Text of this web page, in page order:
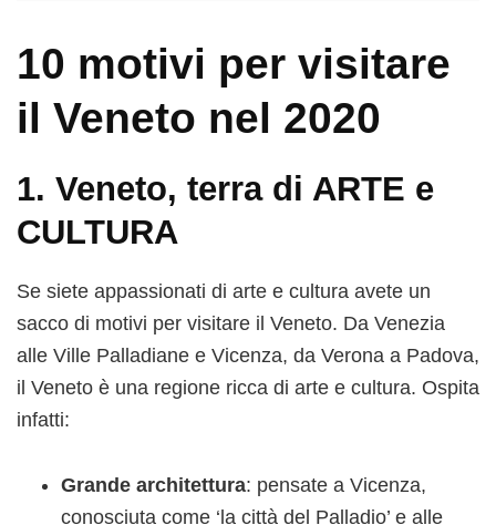
10 motivi per visitare
il Veneto nel 2020
1. Veneto, terra di ARTE e
CULTURA
Se siete appassionati di arte e cultura avete un
sacco di motivi per visitare il Veneto. Da Venezia
alle Ville Palladiane e Vicenza, da Verona a Padova,
il Veneto è una regione ricca di arte e cultura. Ospita
infatti:
Grande architettura: pensate a Vicenza,
conosciuta come ‘la città del Palladio’ e alle